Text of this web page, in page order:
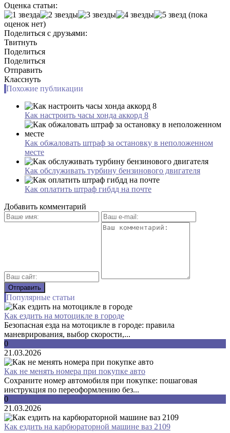
Оценка статьи:
(пока
оценок нет)
Поделиться с друзьями:
Твитнуть
Поделиться
Поделиться
Отправить
Класснуть
Похожие публикации
Как настроить часы хонда аккорд 8
Как обжаловать штраф за остановку в неположенном
месте
Как обслуживать турбину бензинового двигателя
Как оплатить штраф гибдд на почте
Добавить комментарий
Популярные статьи
Как ездить на мотоцикле в городе
Безопасная езда на мотоцикле в городе: правила
маневрирования, выбор скорости,...
0
21.03.2026
Как не менять номера при покупке авто
Сохраните номер автомобиля при покупке: пошаговая
инструкция по переоформлению без...
0
21.03.2026
Как ездить на карбюраторной машине ваз 2109